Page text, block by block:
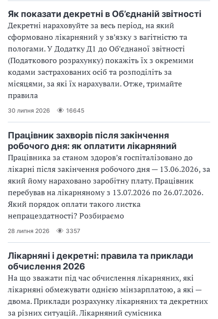
Як показати декретні в Об’єднаній звітності
Декретні нараховуйте за весь період, на який
сформовано лікарняний у зв’язку з вагітністю та
пологами. У Додатку Д1 до Об’єднаної звітності
(Податкового розрахунку) покажіть їх з окремими
кодами застрахованих осіб та розподіліть за
місяцями, за які їх нарахували. Отже, тримайте
правила
30 липня 2026 16645
Працівник захворів після закінчення
робочого дня: як оплатити лікарняний
Працівника за станом здоров’я госпіталізовано до
лікарні після закінчення робочого дня — 13.06.2026, за
який йому нараховано заробітну плату. Працівник
перебував на лікарняному з 13.07.2026 по 26.07.2026.
Який порядок оплати такого листка
непрацездатності? Розбираємо
28 липня 2026 3357
Лікарняні і декретні: правила та приклади
обчислення 2026
На що зважати під час обчислення лікарняних, які
лікарняні обмежувати однією мінзарплатою, а які —
двома. Приклади розрахунку лікарняних та декретних
за різних ситуацій. Лікарняний сумісника